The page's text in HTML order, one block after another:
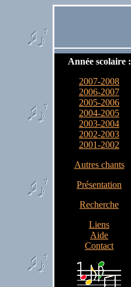
Année scolaire :
2007-2008
2006-2007
2005-2006
2004-2005
2003-2004
2002-2003
2001-2002
Autres chants
Présentation
Recherche
Liens
Aide
Contact